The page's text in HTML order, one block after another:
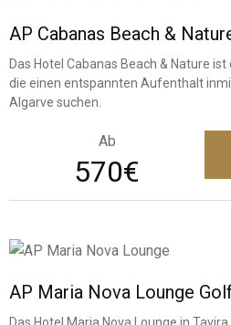
AP Cabanas Beach &
Das Hotel Cabanas Beach & Nature
die einen entspannten Aufenthalt
Algarve suchen.
Ab
570€
AP Maria Nova Lounge
Das Hotel Maria Nova Lounge in